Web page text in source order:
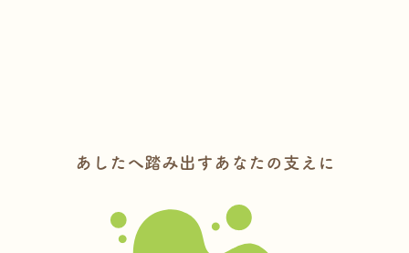
あしたへ踏み出すあなたの支えに